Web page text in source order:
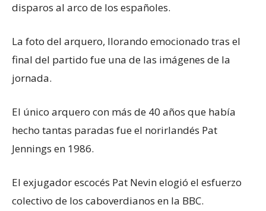
disparos al arco de los españoles.
La foto del arquero, llorando emocionado tras el
final del partido fue una de las imágenes de la
jornada.
El único arquero con más de 40 años que había
hecho tantas paradas fue el norirlandés Pat
Jennings en 1986.
El exjugador escocés Pat Nevin elogió el esfuerzo
colectivo de los caboverdianos en la BBC.